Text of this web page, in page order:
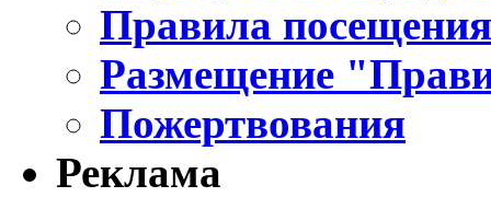
Правила
Размещение
Пожертвования
Реклама